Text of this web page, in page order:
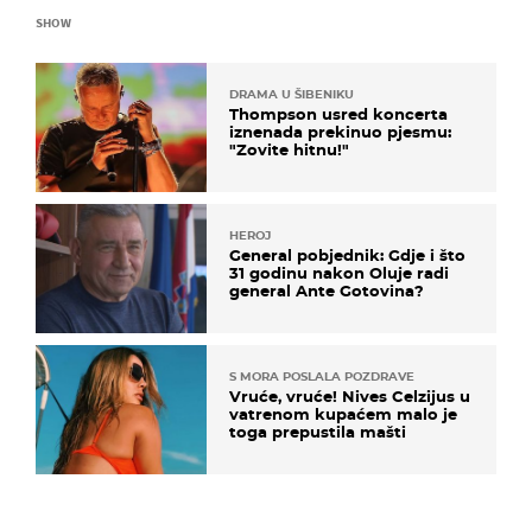
SHOW
DRAMA U ŠIBENIKU
Thompson usred koncerta
iznenada prekinuo pjesmu:
"Zovite hitnu!"
HEROJ
General pobjednik: Gdje i što
31 godinu nakon Oluje radi
general Ante Gotovina?
S MORA POSLALA POZDRAVE
Vruće, vruće! Nives Celzijus u
vatrenom kupaćem malo je
toga prepustila mašti